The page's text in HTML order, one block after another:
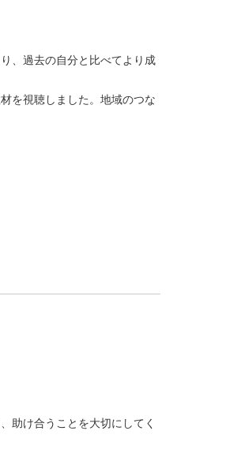
、過去の自分と比べてより成
を視聴しました。地域のつな
助け合うことを大切にしてく